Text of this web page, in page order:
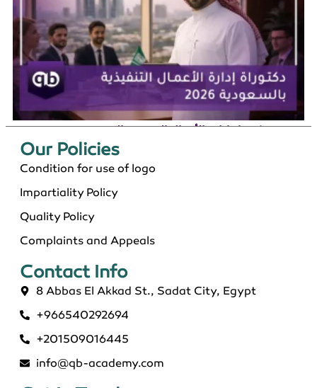
دكتوراة إدارة الأعمال التنفيذية بالسعودية 2026
ماجستير عن بعد معتمد في السعودية 2026
Our Policies​
Condition for use of logo
Impartiality Policy
Quality Policy
Complaints and Appeals
Contact Info​
8 Abbas El Akkad St., Sadat City, Egypt
+966540292694
+201509016445
info@qb-academy.com